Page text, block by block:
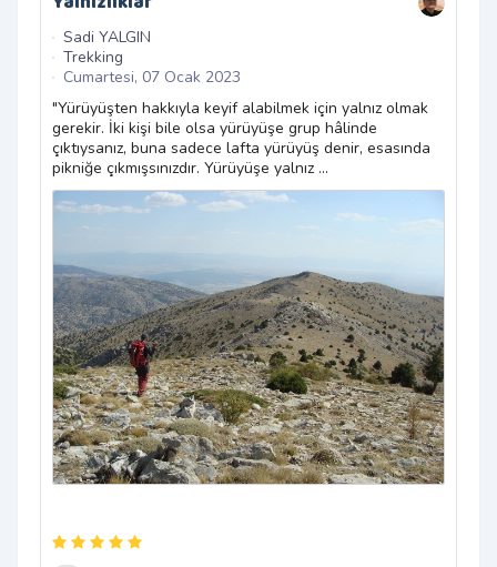
Sadi YALGIN
Trekking
Cumartesi, 07 Ocak 2023
"Yürüyüşten hakkıyla keyif alabilmek için yalnız olmak
gerekir. İki kişi bile olsa yürüyüşe grup hâlinde
çıktıysanız, buna sadece lafta yürüyüş denir, esasında
pikniğe çıkmışsınızdır. Yürüyüşe yalnız ...